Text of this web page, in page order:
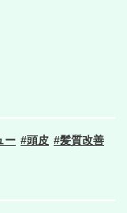
ー 頭皮 髪質改善